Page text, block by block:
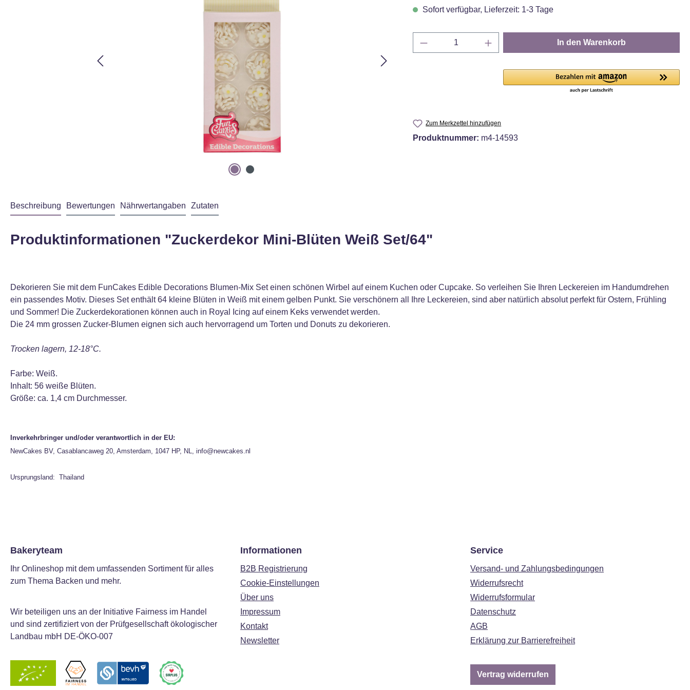
Sofort verfügbar, Lieferzeit: 1-3 Tage
Produkt Anzahl: Gib den gewünschten Wert ein
In den Warenkorb
Zum Merkzettel hinzufügen
Produktnummer: m4-14593
Beschreibung Bewertungen Nährwertangaben Zutaten
Produktinformationen "Zuckerdekor Mini-Blüten Weiß Set/64"
Dekorieren Sie mit dem FunCakes Edible Decorations Blumen-Mix Set einen schönen Wirbel auf einem Kuchen oder Cupcake. So verleihen Sie Ihren Leckereien im Handumdrehen
ein passendes Motiv. Dieses Set enthält 64 kleine Blüten in Weiß mit einem gelben Punkt. Sie verschönern all Ihre Leckereien, sind aber natürlich absolut perfekt für Ostern, Frühling
und Sommer! Die Zuckerdekorationen können auch in Royal Icing auf einem Keks verwendet werden.
Die 24 mm grossen Zucker-Blumen eignen sich auch hervorragend um Torten und Donuts zu dekorieren.
Trocken lagern, 12-18°C.
Farbe: Weiß.
Inhalt: 56 weiße Blüten.
Größe: ca. 1,4 cm Durchmesser.
Inverkehrbringer und/oder verantwortlich in der EU:
NewCakes BV, Casablancaweg 20, Amsterdam, 1047 HP, NL, info@newcakes.nl
Ursprungsland: Thailand
Bakeryteam
Ihr Onlineshop mit dem umfassenden Sortiment für alles
zum Thema Backen und mehr.
Wir beteiligen uns an der Initiative Fairness im Handel
und sind zertifiziert von der Prüfgesellschaft ökologischer
Landbau mbH DE-ÖKO-007
Informationen
B2B Registrierung
Cookie-Einstellungen
Über uns
Impressum
Kontakt
Newsletter
Service
Versand- und Zahlungsbedingungen
Widerrufsrecht
Widerrufsformular
Datenschutz
AGB
Erklärung zur Barrierefreiheit
Vertrag widerrufen